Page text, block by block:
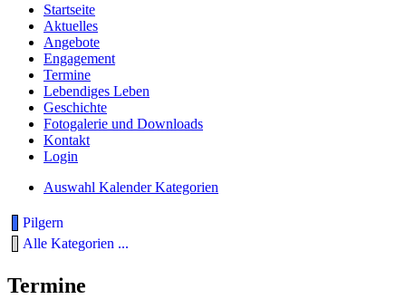
Startseite
Aktuelles
Angebote
Engagement
Termine
Lebendiges Leben
Geschichte
Fotogalerie und Downloads
Kontakt
Login
Auswahl Kalender Kategorien
Pilgern
Alle Kategorien ...
Termine